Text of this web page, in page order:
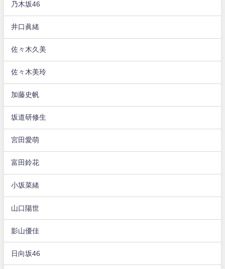
乃木坂46
井口眞緒
佐々木久美
佐々木美玲
加藤史帆
坂道研修生
宮田愛萌
富田鈴花
小坂菜緒
山口陽世
影山優佳
日向坂46